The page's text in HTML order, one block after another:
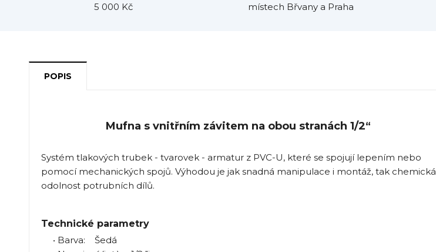
5 000 Kč
místech Břvany a Praha
POPIS
Mufna s vnitřním závitem na obou stranách 1/2“
Systém tlakových trubek - tvarovek - armatur z PVC-U, které se spojují lepením nebo
pomocí mechanických spojů. Výhodou je jak snadná manipulace i montáž, tak chemická
odolnost potrubních dílů.
Technické parametry
• Barva: Šedá